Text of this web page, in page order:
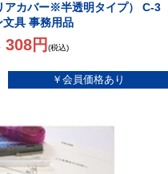
アカバー※半透明タイプ） C-3
具 事務用品
308円(税込)